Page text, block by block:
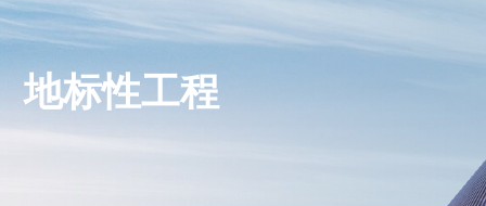
地标性工程